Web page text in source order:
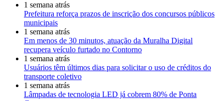
1 semana atrás
Prefeitura reforça prazos de inscrição dos concursos públicos
municipais
1 semana atrás
Em menos de 30 minutos, atuação da Muralha Digital
recupera veículo furtado no Contorno
1 semana atrás
Usuários têm últimos dias para solicitar o uso de créditos do
transporte coletivo
1 semana atrás
Lâmpadas de tecnologia LED já cobrem 80% de Ponta